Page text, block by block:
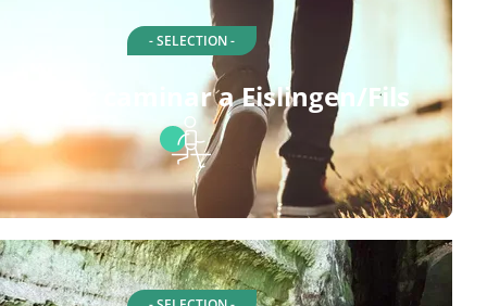
- SELECTION -
per caminar a Eislingen/Fils